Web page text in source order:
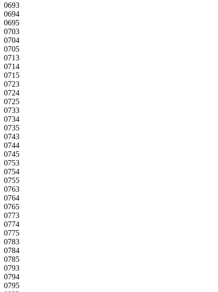
0693
0694
0695
0703
0704
0705
0713
0714
0715
0723
0724
0725
0733
0734
0735
0743
0744
0745
0753
0754
0755
0763
0764
0765
0773
0774
0775
0783
0784
0785
0793
0794
0795